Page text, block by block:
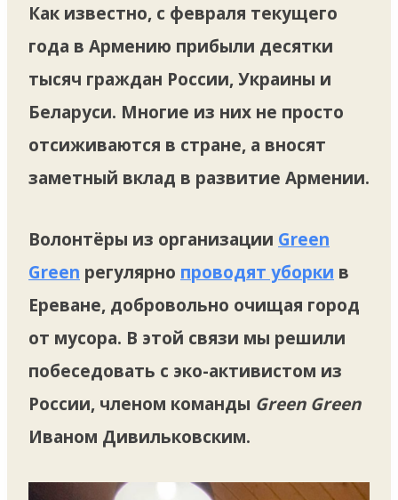
Как известно, с февраля текущего
года в Армению прибыли десятки
тысяч граждан России, Украины и
Беларуси. Многие из них не просто
отсиживаются в стране, а вносят
заметный вклад в развитие Армении.
Волонтёры из организации Green
Green регулярно проводят уборки в
Ереване, добровольно очищая город
от мусора. В этой связи мы решили
побеседовать c эко-активистом из
России, членом команды Green Green
Иваном Дивильковским.